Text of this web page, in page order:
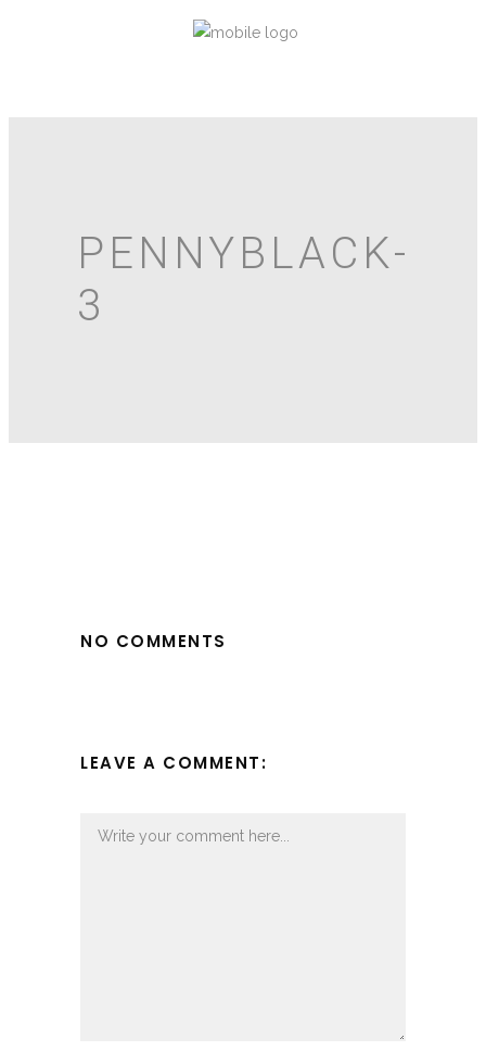
PENNYBLACK-
3
NO COMMENTS
LEAVE A COMMENT: